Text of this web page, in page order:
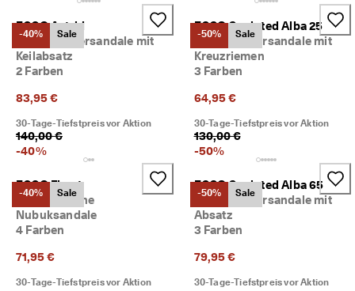
-40% Sale
ECCO Astrid
Damen Ledersandale mit
Keilabsatz
2 Farben
83,95 €
30-Tage-Tiefstpreis vor Aktion
140,00 €
-40%
-50% Sale
ECCO Sculpted Alba 25
Damen Ledersandale mit
Kreuzriemen
3 Farben
64,95 €
30-Tage-Tiefstpreis vor Aktion
130,00 €
-50%
-40% Sale
ECCO Flowt
Damen Flache
Nubuksandale
4 Farben
71,95 €
30-Tage-Tiefstpreis vor Aktion
-50% Sale
ECCO Sculpted Alba 65
Damen Ledersandale mit
Absatz
3 Farben
79,95 €
30-Tage-Tiefstpreis vor Aktion